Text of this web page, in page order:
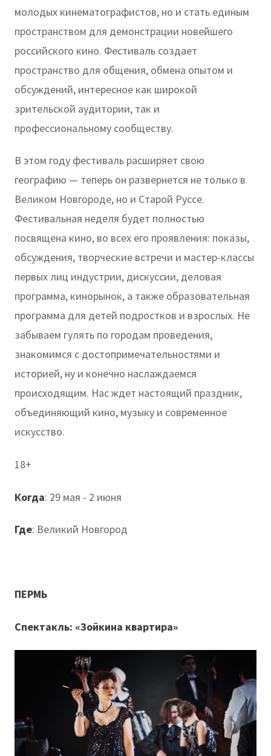
молодых кинематографистов, но и стать единым
пространством для демонстрации новейшего
российского кино. Фестиваль создает
пространство для общения, обмена опытом и
обсуждений, интересное как широкой
зрительской аудитории, так и
профессиональному сообществу.
В этом году фестиваль расширяет свою
географию — теперь он развернется не только в
Великом Новгороде, но и Старой Руссе.
Фестивальная неделя будет полностью
посвящена кино, во всех его проявления: показы,
обсуждения, творческие встречи и мастер-классы
первых лиц индустрии, дискуссии, деловая
программа, кинорынок, а также образовательная
программа для детей подростков и взрослых. Не
забываем гулять по городам проведения,
знакомимся с достопримечательностями и
историей, ну и конечно наслаждаемся
происходящим. Нас ждет настоящий праздник,
объединяющий кино, музыку и современное
искусство.
18+
Когда: 29 мая - 2 июня
Где: Великий Новгород
ПЕРМЬ
Спектакль: «Зойкина квартира»